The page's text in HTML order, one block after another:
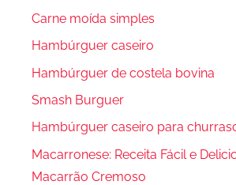
Carne moída simples
Hambúrguer caseiro
Hambúrguer de costela bovina
Smash Burguer
Hambúrguer caseiro para
Macarronese: Receita Fácil e
Macarrão Cremoso